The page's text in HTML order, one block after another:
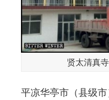
贤太清真
平凉华亭市（县级